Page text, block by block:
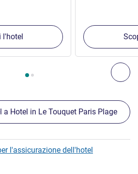
ulteriori strutture nelle vicinanze
ulteriori strutture nelle vicinanze 1 :,
l'hotel
Hotel in Le Touquet Paris Plage
l'assicurazione dell'hotel